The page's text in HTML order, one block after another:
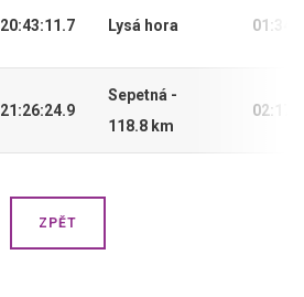
20:43:11.7 Lysá hora
21:26:24.9
Sepetná -
118.8 km
ZPĚT